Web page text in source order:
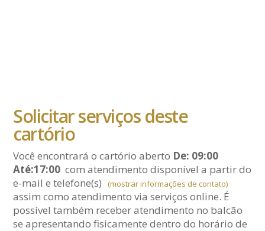
Solicitar serviços deste
cartório
Você encontrará o cartório aberto De: 09:00
Até:17:00 com atendimento disponível a partir do
e-maile telefone(s) (mostrar informações de contato)
assim como atendimento via serviços online. É
possível também receber atendimento no balcão
se apresentando fisicamente dentro do horário de